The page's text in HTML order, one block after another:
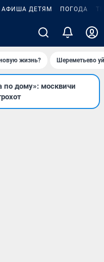
АФИША ДЕТЯМ ПОГОДА
жизнь? Шереметьево
дому»: москвичи